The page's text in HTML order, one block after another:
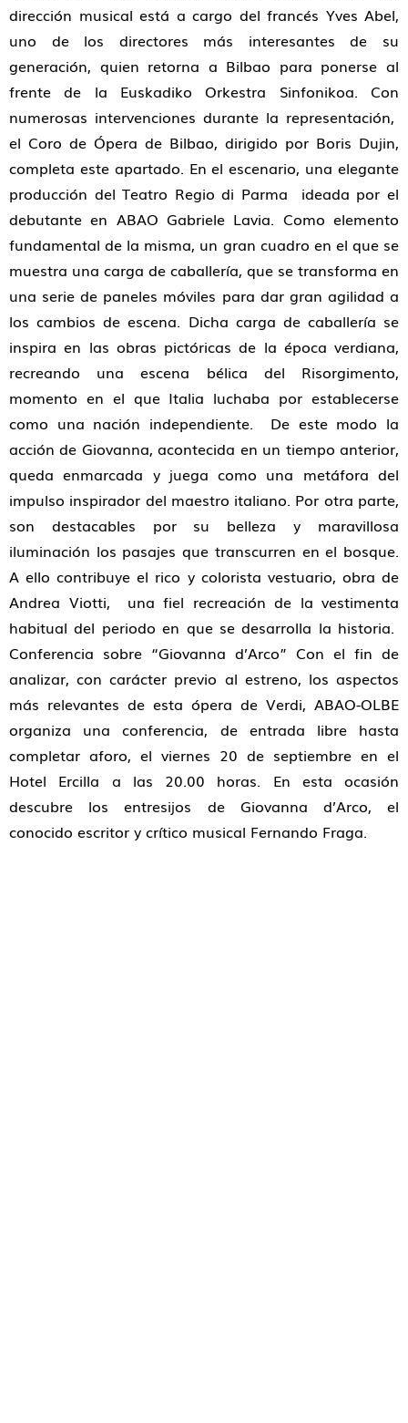
dirección musical está a cargo del francés Yves Abel,
uno de los directores más interesantes de su
generación, quien retorna a Bilbao para ponerse al
frente de la Euskadiko Orkestra Sinfonikoa. Con
numerosas intervenciones durante la representación,
el Coro de Ópera de Bilbao, dirigido por Boris Dujin,
completa este apartado. En el escenario, una elegante
producción del Teatro Regio di Parma ideada por el
debutante en ABAO Gabriele Lavia. Como elemento
fundamental de la misma, un gran cuadro en el que se
muestra una carga de caballería, que se transforma en
una serie de paneles móviles para dar gran agilidad a
los cambios de escena. Dicha carga de caballería se
inspira en las obras pictóricas de la época verdiana,
recreando una escena bélica del Risorgimento,
momento en el que Italia luchaba por establecerse
como una nación independiente. De este modo la
acción de Giovanna, acontecida en un tiempo anterior,
queda enmarcada y juega como una metáfora del
impulso inspirador del maestro italiano. Por otra parte,
son destacables por su belleza y maravillosa
iluminación los pasajes que transcurren en el bosque.
A ello contribuye el rico y colorista vestuario, obra de
Andrea Viotti, una fiel recreación de la vestimenta
habitual del periodo en que se desarrolla la historia.
Conferencia sobre “Giovanna d’Arco” Con el fin de
analizar, con carácter previo al estreno, los aspectos
más relevantes de esta ópera de Verdi, ABAO-OLBE
organiza una conferencia, de entrada libre hasta
completar aforo, el viernes 20 de septiembre en el
Hotel Ercilla a las 20.00 horas. En esta ocasión
descubre los entresijos de Giovanna d’Arco, el
conocido escritor y crítico musical Fernando Fraga.